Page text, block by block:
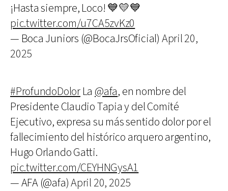
¡Hasta siempre, Loco! 💙💛💙
pic.twitter.com/u7CA5zvKz0
— Boca Juniors (@BocaJrsOficial) April 20,
2025
#ProfundoDolorLa @afa, en nombre del
Presidente Claudio Tapia y del Comité
Ejecutivo, expresa su más sentido dolor por el
fallecimiento del histórico arquero argentino,
Hugo Orlando Gatti.
pic.twitter.com/CEYHNGysA1
— AFA (@afa)April 20, 2025